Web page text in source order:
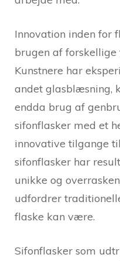
Innovation inden for
brugen af
Kunstnere har
andet glasblæsning,
endda brug af
sifonflasker med et
innovative tilgange
sifonflasker har
unikke og
udfordrer
flaske kan være.
Sifonflasker som